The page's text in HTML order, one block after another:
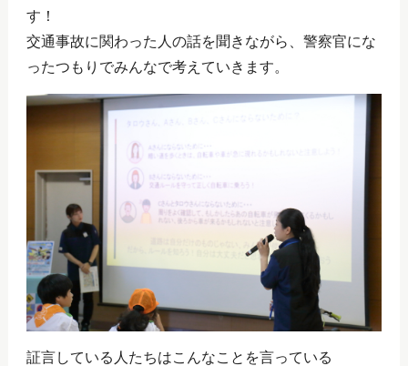
す！
交通事故に関わった人の話を聞きながら、警察官にな
ったつもりでみんなで考えていきます。
証言している人たちはこんなことを言っている